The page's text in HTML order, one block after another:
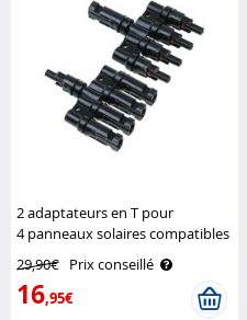
2 adaptateurs en T pour
4 panneaux solaires compatibles
29,90€ Prix conseillé
16,95€